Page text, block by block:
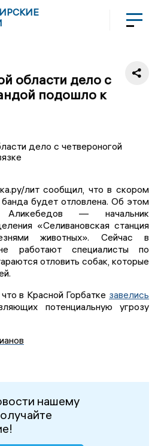
области дело с
подошло к
лит сообщил, что в скором
будет отловлена. Об этом
— начальник
«Селивановская станция
животных». Сейчас в
работают специалисты по
отловить собак, которые
в Красной Горбатке завелись
потенциальную угрозу
нашему